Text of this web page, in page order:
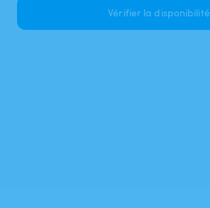
Vérifier la disponibilité